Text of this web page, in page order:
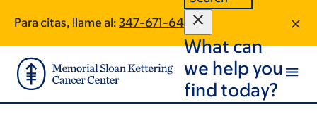
main
content
footer
Para citas, llame al: 347-671-6445
What can
we help you
find today?